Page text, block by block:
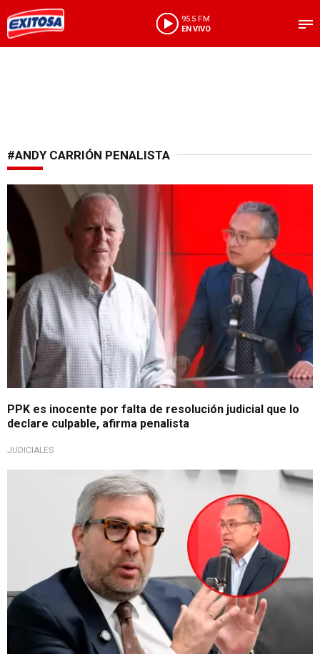
95.5 FM
EN VIVO
#ANDY CARRIÓN PENALISTA
Debate sobre su inocencia
PPK es inocente por falta de resolución judicial que lo
declare culpable, afirma penalista
JUDICIALES
Defensa preventiva